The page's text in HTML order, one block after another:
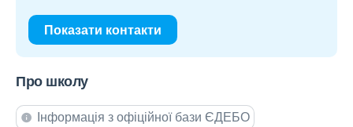
Показати контакти
Про школу
Інформація з офіційної бази ЄДЕБО